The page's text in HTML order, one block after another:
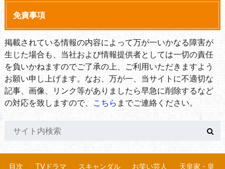
免責事項
掲載されている情報の内容によって万が一いかなる障害が
生じた場合も、当社および情報提供者としては一切の責任
を負いかねますのでご了承の上、ご利用いただきますよう
お願い申し上げます。なお、万が一、当サイトに不適切な
記事、画像、リンク等がありましたら早急に削除するなど
の対応を致しますので、
こちら までご連絡ください。
目次 TVドラマ スキャンダル お笑い芸人 天皇家・皇